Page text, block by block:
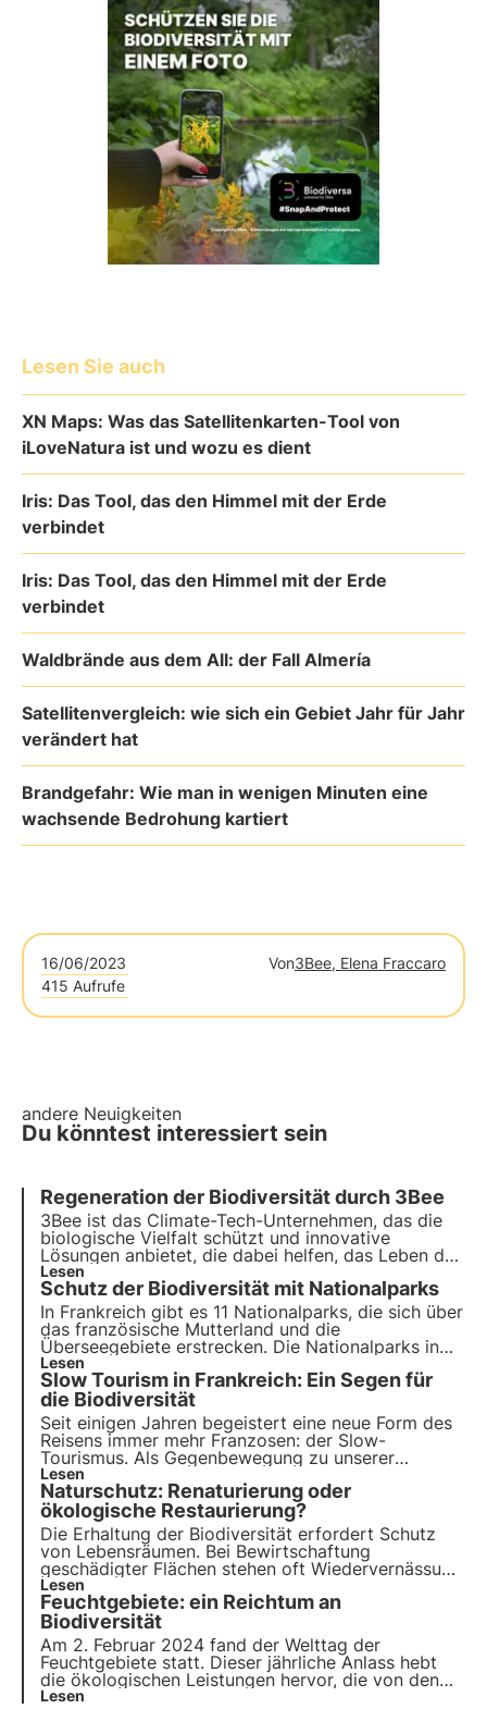
Lesen Sie auch
XN Maps: Was das Satellitenkarten-Tool von
iLoveNatura ist und wozu es dient
Iris: Das Tool, das den Himmel mit der Erde
verbindet
Iris: Das Tool, das den Himmel mit der Erde
verbindet
Waldbrände aus dem All: der Fall Almería
Satellitenvergleich: wie sich ein Gebiet Jahr für Jahr
verändert hat
Brandgefahr: Wie man in wenigen Minuten eine
wachsende Bedrohung kartiert
16/06/2023 Von3Bee, Elena Fraccaro
415 Aufrufe
andere Neuigkeiten
Du könntest interessiert sein
Regeneration der Biodiversität durch 3Bee
3Bee ist das Climate-Tech-Unternehmen, das die
biologische Vielfalt schützt und innovative
Lösungen anbietet, die dabei helfen, das Leben der
Bestäuber, der Hüter der Gesundheit unserer
Ökosysteme, zu erhalten. Erfahren Sie, wie 3Bee an
der Regeneration der Biodiversität arbeitet.
Lesen
Schutz der Biodiversität mit Nationalparks
In Frankreich gibt es 11 Nationalparks, die sich über
das französische Mutterland und die
Überseegebiete erstrecken. Die Nationalparks in
Frankreich sind international als außergewöhnliche
Gebiete anerkannt, die eine große Artenvielfalt
beherbergen.
Lesen
Slow Tourism in Frankreich: Ein Segen für
die Biodiversität
Seit einigen Jahren begeistert eine neue Form des
Reisens immer mehr Franzosen: der Slow-
Tourismus. Als Gegenbewegung zu unserer
hektischen Zeit setzt dieser Ansatz auf Qualität
statt Quantität, Authentizität statt Standardisierung
und Umweltschutz statt hemmungslosem Konsum.
Lesen
Naturschutz: Renaturierung oder
ökologische Restaurierung?
Die Erhaltung der Biodiversität erfordert Schutz
von Lebensräumen. Bei Bewirtschaftung
geschädigter Flächen stehen oft Wiedervernässung
und ökologische Wiederherstellung gegenüber.
Warum sind diese Ansätze gegensätzlich? Wie
funktionieren sie? Antworten im Artikel.
Lesen
Feuchtgebiete: ein Reichtum an
Biodiversität
Am 2. Februar 2024 fand der Welttag der
Feuchtgebiete statt. Dieser jährliche Anlass hebt
die ökologischen Leistungen hervor, die von den
zahlreichen betroffenen Gebieten erbracht werden.
Lesen